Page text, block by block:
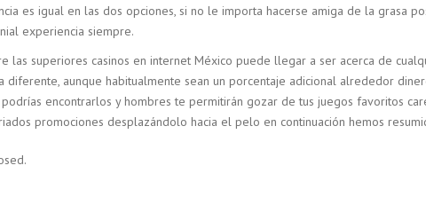
es igual en las dos opciones, si no le importa hacerse amiga de la
experiencia siempre.
las superiores casinos en internet México puede llegar a ser acerca de
diferente, aunque habitualmente sean un porcentaje adicional alrededor
podrías encontrarlos y hombres te permitirán gozar de tus juegos favoritos
promociones desplazándolo hacia el pelo en continuación hemos